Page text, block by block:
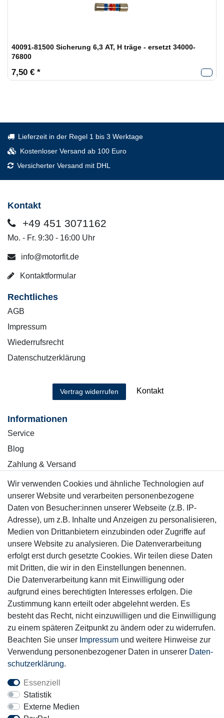
40091-81500 Sicherung 6,3 AT, H träge - ersetzt 34000-
76800
7,50 € *
Lieferzeit in der Regel 1 bis 3 Werktage
Kostenloser Versand ab 100 Euro
Versicherter Versand mit DHL
Kontakt
+49 451 3071162
Mo. - Fr. 9:30 - 16:00 Uhr
info@motorfit.de
Kontaktformular
Rechtliches
AGB
Impressum
Wiederrufsrecht
Datenschutzerklärung
Vertrag widerrufen Kontakt
Informationen
Service
Blog
Zahlung & Versand
Sicher einkaufen
Mitglied
Motor-Fit
© Copyright 2026 | Alle Rechte vorbehalten.
Wir verwenden Cookies und ähnliche Technologien auf
unserer Website und verarbeiten personenbezogene
Daten von Besucher:innen unserer Webseite (z.B. IP-
Adresse), um z.B. Inhalte und Anzeigen zu personalisieren,
Medien von Drittanbietern einzubinden oder Zugriffe auf
unsere Website zu analysieren. Die Datenverarbeitung
erfolgt erst durch gesetzte Cookies. Wir teilen diese Daten
mit Dritten, die wir in den Einstellungen benennen.
Die Datenverarbeitung kann mit Einwilligung oder
aufgrund eines berechtigten Interesses erfolgen. Die
Zustimmung kann erteilt oder abgelehnt werden. Es
besteht das Recht, nicht einzuwilligen und die Einwilligung
zu einem späteren Zeitpunkt zu ändern oder zu widerrufen.
Beachten Sie unser Impressum und weitere Hinweise zur
Verwendung personenbezogener Daten in unserer Daten­
schutz­erklärung.
Essenziell
Statistik
Externe Medien